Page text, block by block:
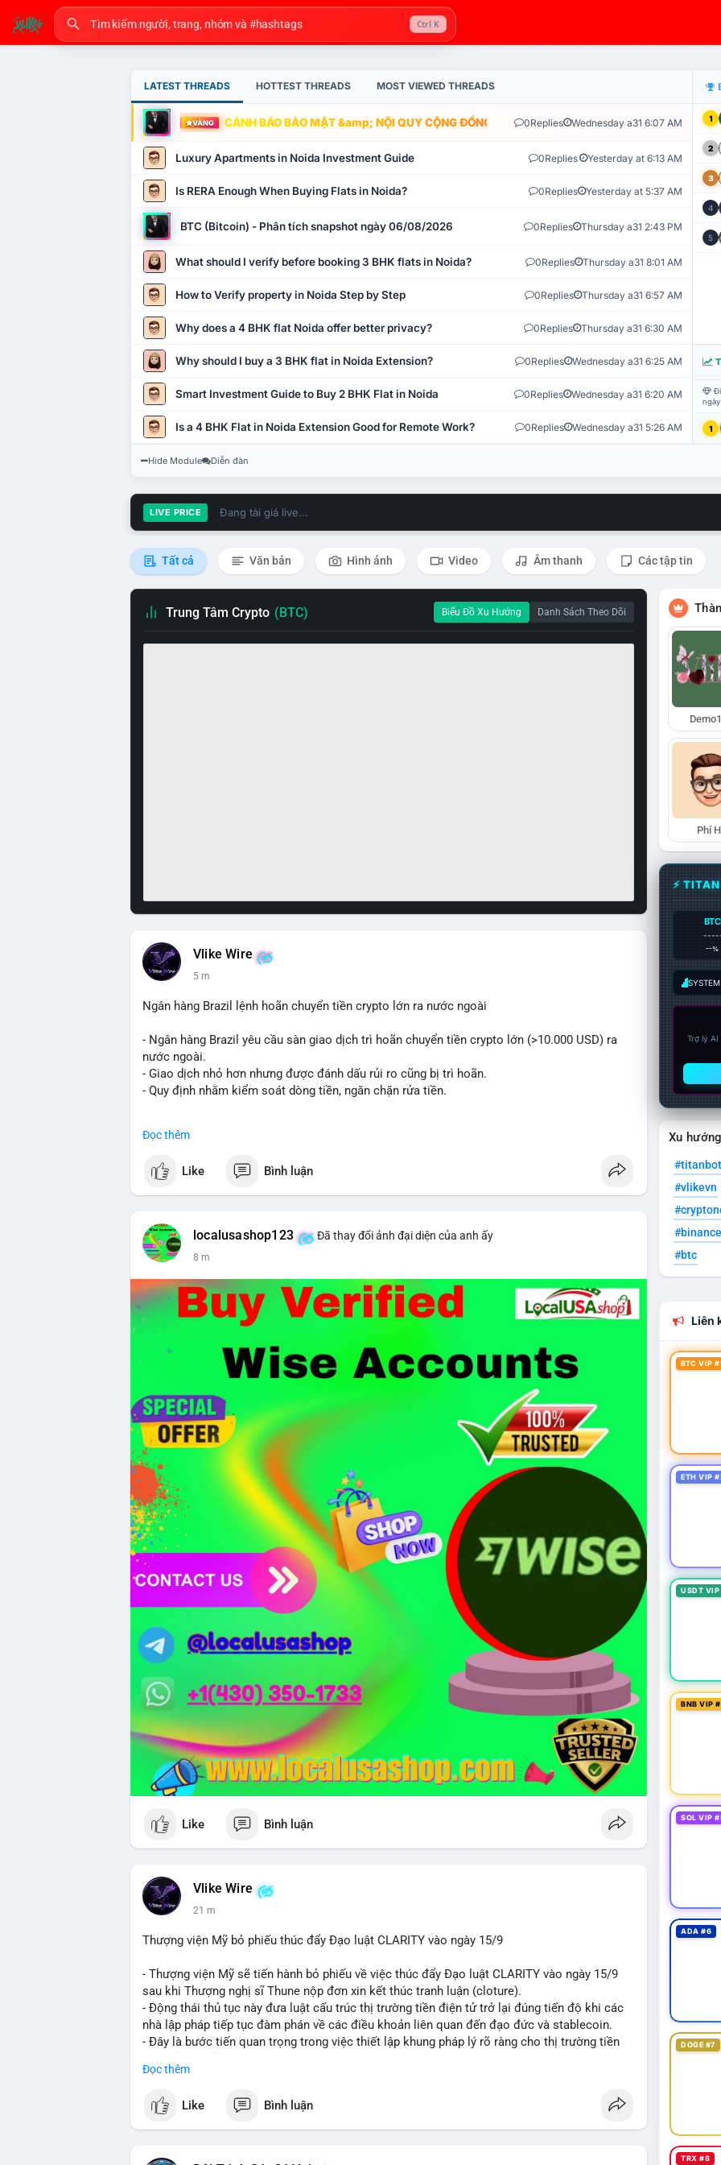
Ctrl K
LATEST THREADS HOTTEST THREADS MOST VIEWED THREADS
VÀNG CẢNH BÁO BẢO MẬT &amp; NỘI QUY CỘNG ĐỒNG VLIKE.VN: HỆ THỐNG GIÁM SÁT TỰ
0Replies Wednesday a31 6:07 AM
Luxury Apartments in Noida Investment Guide 0Replies Yesterday at 6:13 AM
Is RERA Enough When Buying Flats in Noida? 0Replies Yesterday at 5:37 AM
BTC (Bitcoin) - Phân tích snapshot ngày 06/08/2026 0Replies Thursday a31 2:43 PM
What should I verify before booking 3 BHK flats in Noida? 0Replies Thursday a31 8:01 AM
How to Verify property in Noida Step by Step 0Replies Thursday a31 6:57 AM
Why does a 4 BHK flat Noida offer better privacy? 0Replies Thursday a31 6:30 AM
Why should I buy a 3 BHK flat in Noida Extension? 0Replies Wednesday a31 6:25 AM
Smart Investment Guide to Buy 2 BHK Flat in Noida 0Replies Wednesday a31 6:20 AM
Is a 4 BHK Flat in Noida Extension Good for Remote Work? 0Replies Wednesday a31 5:26 AM
1
2
3
4
5
1
Hide Module Diễn đàn
LIVE PRICE Đang tải giá live...
Tất cả Văn bản Hình ảnh Video Âm thanh Các tập tin
Trung Tâm Crypto (BTC) Biểu Đồ Xu Hướng Danh Sách Theo Dõi
Vlike Wire
5 m
Ngân hàng Brazil lệnh hoãn chuyển tiền crypto lớn ra nước ngoài
- Ngân hàng Brazil yêu cầu sàn giao dịch trì hoãn chuyển tiền crypto lớn (>10.000 USD) ra
nước ngoài.
- Giao dịch nhỏ hơn nhưng được đánh dấu rủi ro cũng bị trì hoãn.
- Quy định nhằm kiểm soát dòng tiền, ngăn chặn rửa tiền.
#vlikevn #titanbot
📰 Nguồn: CoinDesk
Đọc thêm
Like Bình luận
localusashop123 Đã thay đổi ảnh đại diện của anh ấy
8 m
Like Bình luận
Vlike Wire
21 m
Thượng viện Mỹ bỏ phiếu thúc đẩy Đạo luật CLARITY vào ngày 15/9
- Thượng viện Mỹ sẽ tiến hành bỏ phiếu về việc thúc đẩy Đạo luật CLARITY vào ngày 15/9
sau khi Thượng nghị sĩ Thune nộp đơn xin kết thúc tranh luận (cloture).
- Động thái thủ tục này đưa luật cấu trúc thị trường tiền điện tử trở lại đúng tiến độ khi các
nhà lập pháp tiếp tục đàm phán về các điều khoản liên quan đến đạo đức và stablecoin.
- Đây là bước tiến quan trọng trong việc thiết lập khung pháp lý rõ ràng cho thị trường tiền
$btc $eth
#vlikevn #titanbot
Đọc thêm
Like Bình luận
Phí
⚡
BTC
--%
Trợ lý
Xu
#titanbot
#vlikevn
#btc
Liên
BTC VIP
ETH VIP
USDT
BNB VIP
SOL VIP
ADA #6
DOGE #7
TRX #8